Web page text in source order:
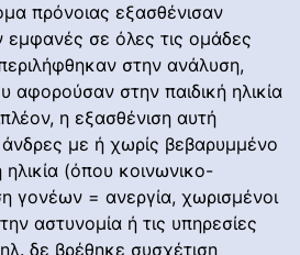
πρόνοιας εξασθένισαν
εμφανές σε όλες τις ομάδες
στην ανάλυση,
αφορούσαν στην παιδική ηλικία
η εξασθένιση αυτή
με ή χωρίς βεβαρυμμένο
ηλικία (όπου κοινωνικο-
γονέων = ανεργία, χωρισμένοι
αστυνομία ή τις υπηρεσίες
δε βρέθηκε συσχέτιση